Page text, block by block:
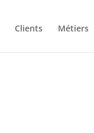
Clients Métiers